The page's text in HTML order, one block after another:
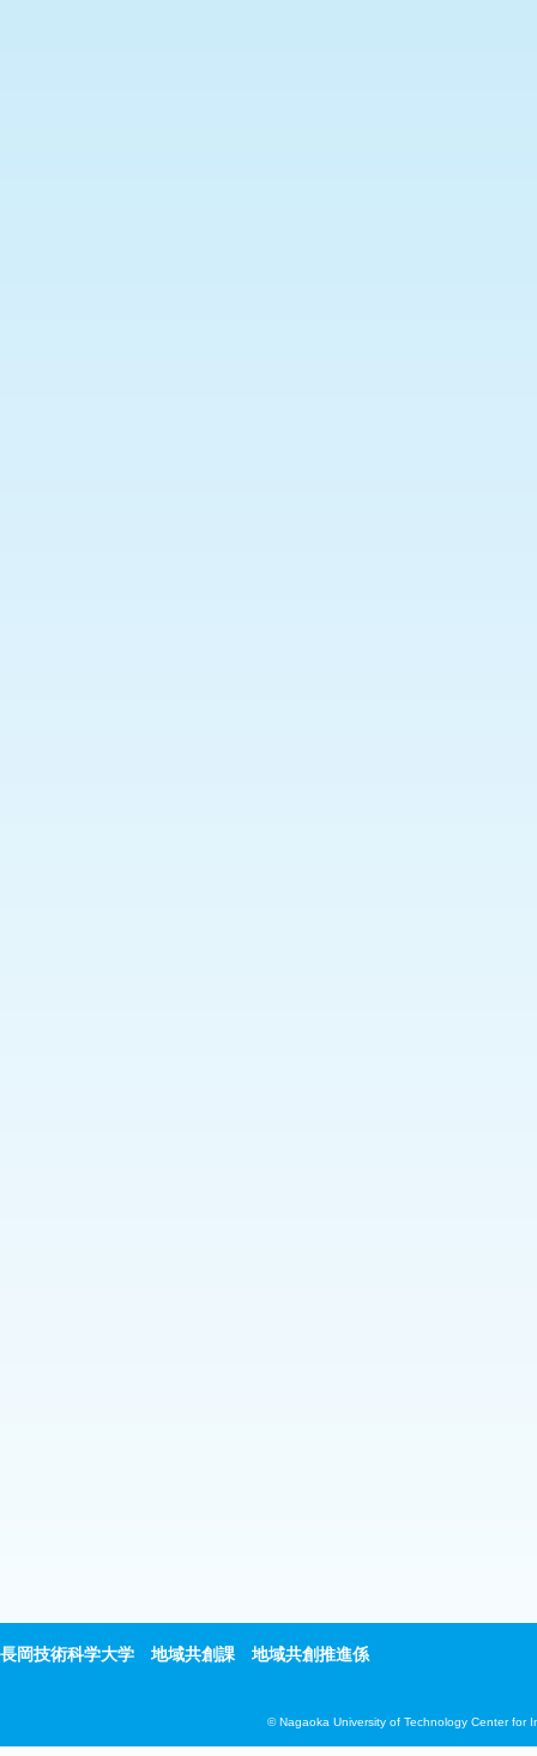
長岡技術科学大学 地域共創課 地域共創推進係
© Nagaoka University of Technology Center for